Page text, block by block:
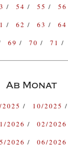
54 55 56
62 63 64
69 70 71
Ab Monat
10/2025
2026 02/2026
2026 06/2026